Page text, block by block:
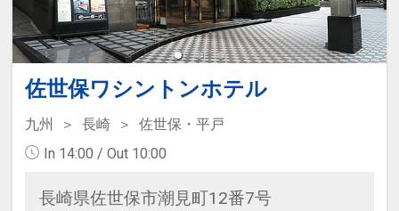
佐世保ワシントンホテル
九州 長崎
佐世保・平戸
In 14:00 / Out 10:00
長崎県佐世保市潮見町12番7号